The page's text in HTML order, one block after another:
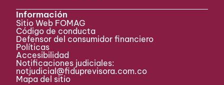
Información
Sitio Web FOMAG
Código de conducta
Defensor del consumidor financiero
Políticas
Accesibilidad
Notificaciones judiciales:
notjudicial@fiduprevisora.com.co
Mapa del sitio